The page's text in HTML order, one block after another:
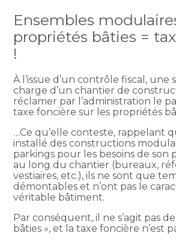
Ensembles
propriétés bâties =
!
À l’issue d’un contrôle fiscal, une
charge d’un chantier de
réclamer par l’administration le
taxe foncière sur les propriétés
…Ce qu’elle conteste, rappelant
installé des constructions
parkings pour les besoins de son
au long du chantier (bureaux,
vestiaires, etc.), ils ne sont que
démontables et n’ont pas le
véritable bâtiment.
Par conséquent, il ne s’agit pas
bâties », et la taxe foncière n’est